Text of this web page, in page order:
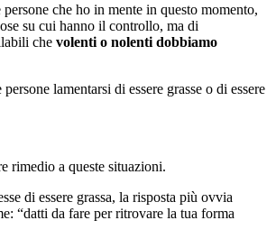
che ho in mente in questo momento,
su cui hanno il controllo, ma di
che volenti o nolenti dobbiamo
lamentarsi di essere grasse o di essere
rimedio a queste situazioni.
di essere grassa, la risposta più ovvia
“datti da fare per ritrovare la tua forma